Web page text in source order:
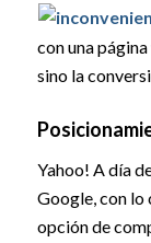
con una
sino la
Yahoo! A día
Google, con lo
opción de